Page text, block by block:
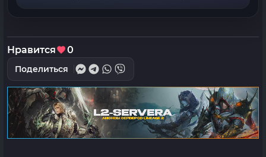
Нравится 0
Поделиться